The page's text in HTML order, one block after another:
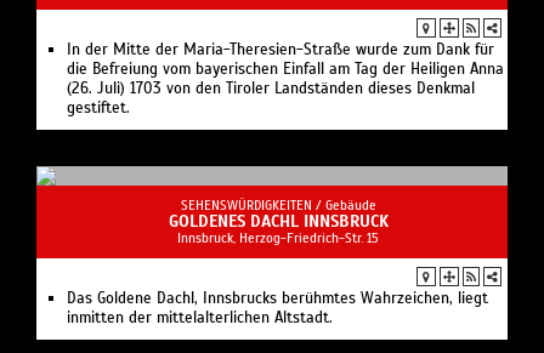
In der Mitte der Maria-Theresien-Straße wurde zum Dank für
die Befreiung vom bayerischen Einfall am Tag der Heiligen Anna
(26. Juli) 1703 von den Tiroler Landständen dieses Denkmal
gestiftet.
SEHENSWÜRDIGKEITEN / Gebäude
GOLDENES DACHL INNSBRUCK
Innsbruck, Herzog-Friedrich-Str. 15
Das Goldene Dachl, Innsbrucks berühmtes Wahrzeichen, liegt
inmitten der mittelalterlichen Altstadt.